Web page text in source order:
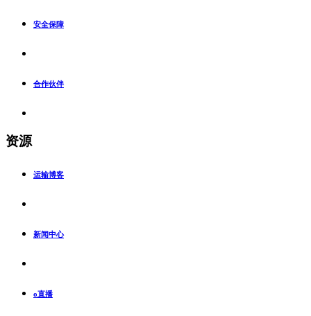
安全保障
合作伙伴
资源
运输博客
新闻中心
o直播